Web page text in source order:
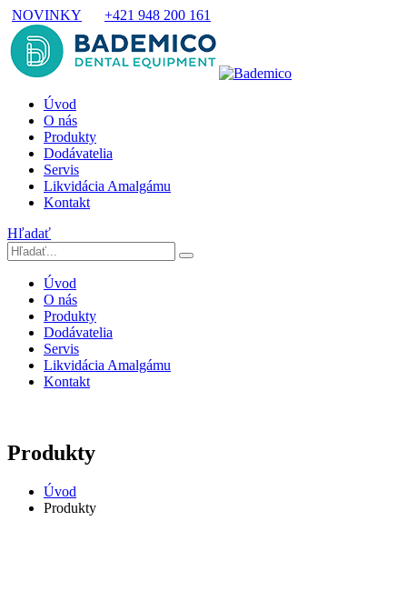
NOVINKY +421 948 200 161
Úvod
O nás
Produkty
Dodávatelia
Servis
Likvidácia Amalgámu
Kontakt
Hľadať
Úvod
O nás
Produkty
Dodávatelia
Servis
Likvidácia Amalgámu
Kontakt
Produkty
Úvod
Produkty